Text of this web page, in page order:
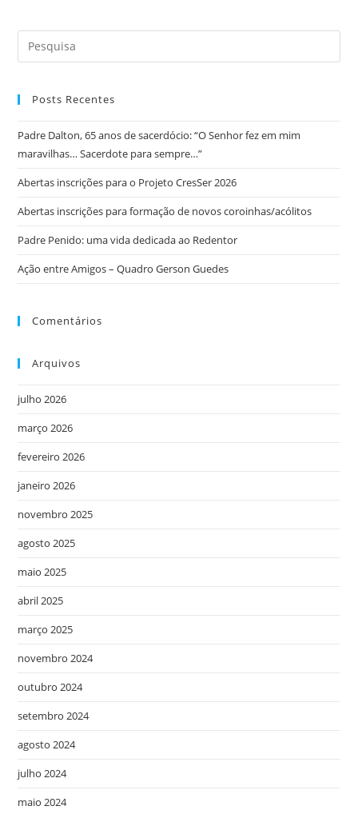
Posts Recentes
Padre Dalton, 65 anos de sacerdócio: “O Senhor fez em mim
maravilhas… Sacerdote para sempre…”
Abertas inscrições para o Projeto CresSer 2026
Abertas inscrições para formação de novos coroinhas/acólitos
Padre Penido: uma vida dedicada ao Redentor
Ação entre Amigos – Quadro Gerson Guedes
Comentários
Arquivos
julho 2026
março 2026
fevereiro 2026
janeiro 2026
novembro 2025
agosto 2025
maio 2025
abril 2025
março 2025
novembro 2024
outubro 2024
setembro 2024
agosto 2024
julho 2024
maio 2024